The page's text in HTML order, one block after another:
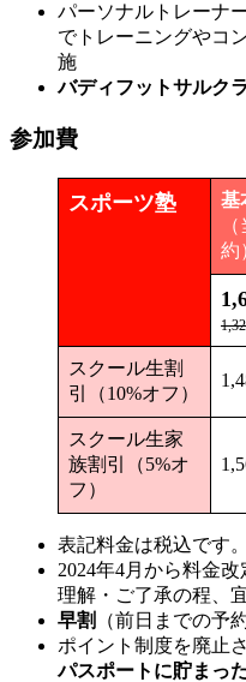
パーソナルトレーナ
でトレーニングやコ
施
バディフットサルク
参加費
スポーツ塾
基
約
スクール生割
引（10%オフ）
スクール生家
族割引（5%オ
フ）
表記料金は税込です。
2024年4月から料金
理解・ご了承の程、
早割
（前日までの予
ポイント制度を廃止
パスポートに貯まっ